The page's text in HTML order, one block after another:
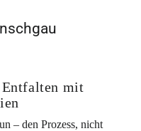
mit
– den Prozess, nicht